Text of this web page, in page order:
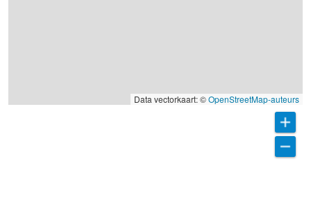
Data vectorkaart: ©OpenStreetMap-auteurs